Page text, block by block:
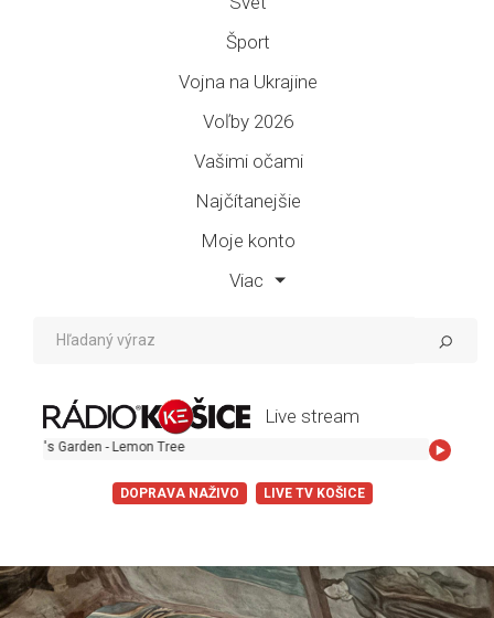
Šport
Vojna na Ukrajine
Voľby 2026
Vašimi očami
Najčítanejšie
Moje konto
Viac
Live stream
- Lemon Tree
DOPRAVA NAŽIVO LIVE TV KOŠICE